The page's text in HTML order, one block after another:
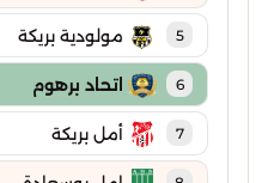
5 مولودية بريكة
6 اتحاد برهوم
7 أمل بريكة